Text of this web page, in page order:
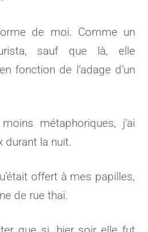
de moi. Comme un
sauf que là, elle
fonction de l’adage d’un
métaphoriques, j’ai
durant la nuit.
offert à mes papilles,
de rue thaï.